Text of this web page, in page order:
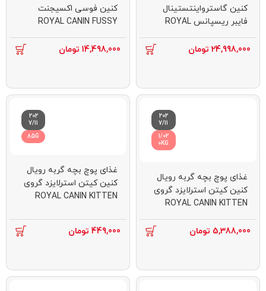
کنین گاسترواینتستینال
فایبر ریسپانس ROYAL
GASTROINTESTINAL
24,998,000 تومان
کنین فوسی اکسیجنت
ROYAL CANIN FUSSY
14,498,000 تومان
202
7/11
1/02
0KG
غذای پوچ بچه گربه رویال
کنین کیتن استرلایزد گروی
ROYAL CANIN KITTEN
85G
5,388,000 تومان
202
7/11
85G
غذای پوچ بچه گربه رویال
کنین کیتن استرلایزد گروی
ROYAL CANIN KITTEN
449,000 تومان